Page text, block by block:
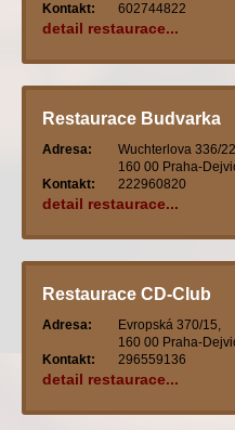
Kontakt:
602744822
detail restaurace...
Restaurace Budvarka
Adresa:
Wuchterlova 336/
160 00 Praha-
Kontakt:
222960820
detail restaurace...
Restaurace CD-Club
Adresa:
Evropská 370/15,
160 00 Praha-
Kontakt:
296559136
detail restaurace...